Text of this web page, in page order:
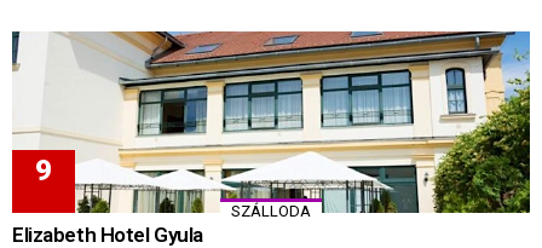
SZÁLLODA
Elizabeth Hotel Gyula